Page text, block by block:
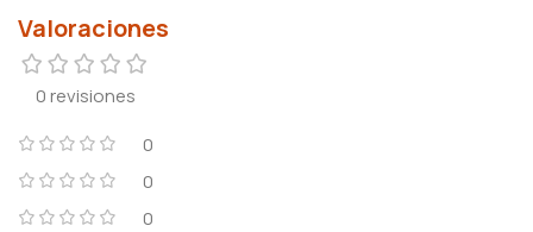
Valoraciones
0 revisiones
0
0
0